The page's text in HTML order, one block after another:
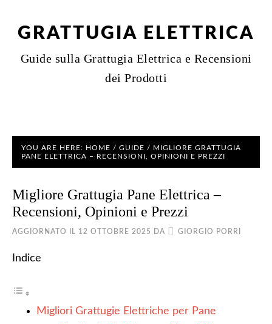
GRATTUGIA ELETTRICA
Guide sulla Grattugia Elettrica e Recensioni
dei Prodotti
YOU ARE HERE: HOME / GUIDE / MIGLIORE GRATTUGIA
PANE ELETTRICA – RECENSIONI, OPINIONI E PREZZI
Migliore Grattugia Pane Elettrica –
Recensioni, Opinioni e Prezzi
AGGIORNATO IL 12 OTTOBRE 2025 DA GIORGIO PORRI
Indice
Migliori Grattugie Elettriche per Pane